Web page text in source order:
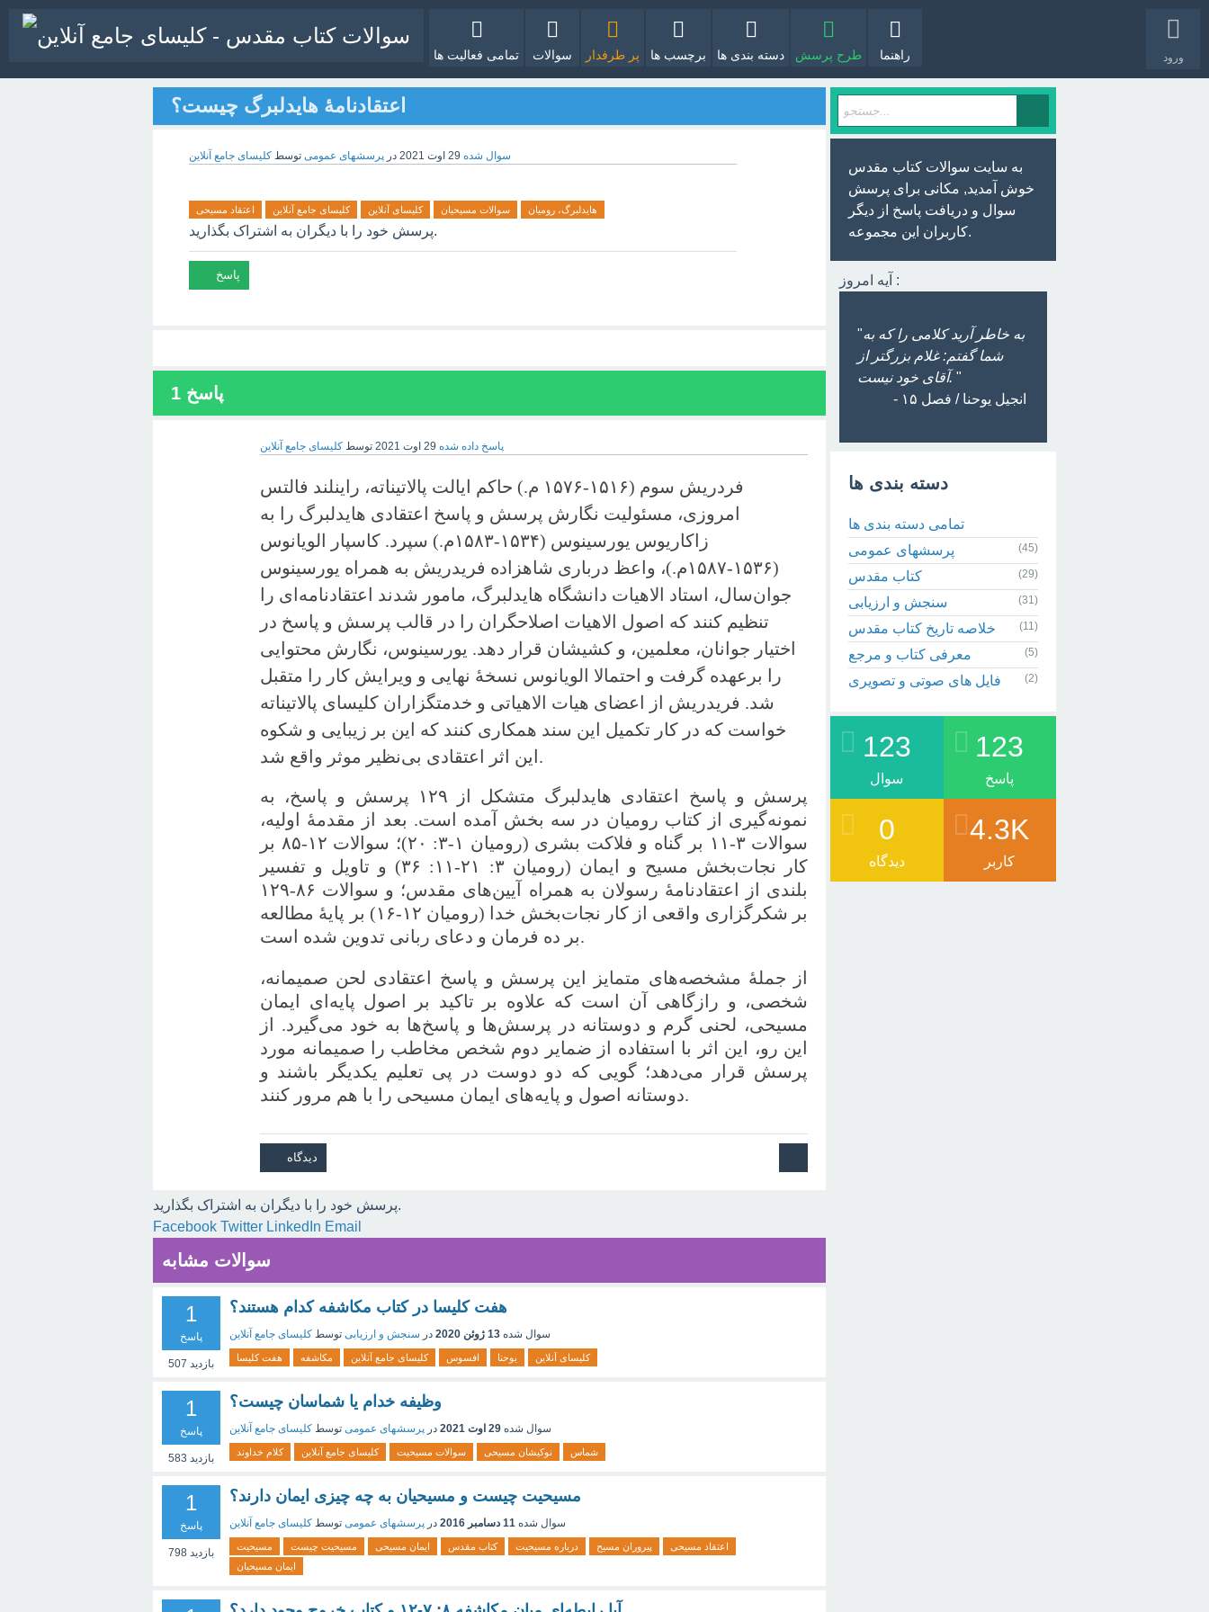
ورود تمامی فعالیت ها سوالات پر طرفدار برچسب ها دسته بندی ها طرح پرسش راهنما
اعتقادنامۀ هایدلبرگ چیست؟
سوال شده 29 اوت 2021 در پرسشهای عمومی توسط کلیسای جامع آنلاین
اعتقاد مسیحی کلیسای جامع آنلاین کلیسای آنلاین سوالات مسیحیان هایدلبرگ، رومیان
پرسش خود را با دیگران به اشتراک بگذارید.
1 پاسخ
پاسخ داده شده 29 اوت 2021 توسط کلیسای جامع آنلاین
فردریش سوم (۱۵۱۶-۱۵۷۶ م.) حاکم ایالت پالاتیناته، راینلند فالتس
امروزی، مسئولیت نگارش پرسش و پاسخ اعتقادی هایدلبرگ را به
زاکاریوس یورسینوس (۱۵۳۴-۱۵۸۳م.) سپرد. کاسپار الویانوس
(۱۵۳۶-۱۵۸۷م.)، واعظ درباری شاهزاده فریدریش به همراه یورسینوس
جوان‌سال، استاد الاهیات دانشگاه هایدلبرگ، مامور شدند اعتقادنامه‌ای را
تنظیم کنند که اصول الاهیات اصلاحگران را در قالب پرسش و پاسخ در
اختیار جوانان، معلمین، و کشیشان قرار دهد. یورسینوس، نگارش محتوایی
را برعهده گرفت و احتمالا الویانوس نسخۀ نهایی و ویرایش کار را متقبل
شد. فریدریش از اعضای هیات الاهیاتی و خدمتگزاران کلیسای پالاتیناته
خواست که در کار تکمیل این سند همکاری کنند که این بر زیبایی و شکوه
این اثر اعتقادی بی‌نظیر موثر واقع شد.
پرسش و پاسخ اعتقادی هایدلبرگ متشکل از ۱۲۹ پرسش و پاسخ، به
نمونه‌گیری از کتاب رومیان در سه بخش آمده است. بعد از مقدمۀ اولیه،
سوالات ۳-۱۱ بر گناه و فلاکت بشری (رومیان ۱-۳: ۲۰)؛ سوالات ۱۲-۸۵ بر
کار نجات‌بخش مسیح و ایمان (رومیان ۳: ۲۱-۱۱: ۳۶) و تاویل و تفسیر
بلندی از اعتقادنامۀ رسولان به همراه آیین‌های مقدس؛ و سوالات ۸۶-۱۲۹
بر شکرگزاری واقعی از کار نجات‌بخش خدا (رومیان ۱۲-۱۶) بر پایۀ مطالعه
بر ده فرمان و دعای ربانی تدوین شده‌ است.
از جملۀ مشخصه‌های متمایز این پرسش و پاسخ اعتقادی لحن صمیمانه‌،
شخصی، و رازگاهی آن است که علاوه بر تاکید بر اصول پایه‌ای ایمان
مسیحی، لحنی گرم و دوستانه در پرسش‌ها و پاسخ‌ها به خود می‌گیرد. از
این رو، این اثر با استفاده از ضمایر دوم شخص مخاطب را صمیمانه مورد
پرسش قرار می‌دهد؛ گویی که دو دوست در پی تعلیم یکدیگر باشند و
دوستانه اصول و پایه‌های ایمان مسیحی را با هم مرور کنند.
پرسش خود را با دیگران به اشتراک بگذارید.
Facebook Twitter LinkedIn Email
سوالات مشابه
1
پاسخ
507 بازدید
هفت کلیسا در کتاب مکاشفه کدام هستند؟
سوال شده 13 ژوئن 2020 در سنجش و ارزیابی توسط کلیسای جامع آنلاین
هفت کلیسا مکاشفه کلیسای جامع آنلاین افسوس یوحنا کلیسای آنلاین
1
پاسخ
583 بازدید
وظیفه خدام یا شماسان چیست؟
سوال شده 29 اوت 2021 در پرسشهای عمومی توسط کلیسای جامع آنلاین
کلام خداوند کلیسای جامع آنلاین سوالات مسیحیت نوکیشان مسیحی شماس
1
پاسخ
798 بازدید
مسیحیت چیست و مسیحیان به چه چیزی ایمان دارند؟
سوال شده 11 دسامبر 2016 در پرسشهای عمومی توسط کلیسای جامع آنلاین
مسیحیت مسیحیت چیست ایمان مسیحی کتاب مقدس درباره مسیحیت پیروران مسیح
اعتقاد مسیحی
ایمان مسیحیان
به سایت سوالات کتاب مقدس
خوش آمدید, مکانی برای پرسش
سوال و دریافت پاسخ از دیگر
کاربران این مجموعه.
آیه امروز :
"به خاطر آرید کلامی را که به
شما گفتم: غلام بزرگتر از
آقای خود نیست. "
- انجیل یوحنا / فصل ۱۵
دسته بندی ها
تمامی دسته بندی ها
پرسشهای عمومی
(45)
کتاب مقدس (29)
سنجش و ارزیابی (31)
خلاصه تاریخ کتاب مقدس (11)
معرفی کتاب و مرجع (5)
فایل های صوتی و تصویری (2)
123
سوال
123
پاسخ
0
دیدگاه
4.3K
کاربر